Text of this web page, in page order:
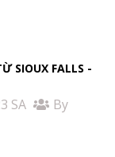
SIOUX FALLS -
SA
By